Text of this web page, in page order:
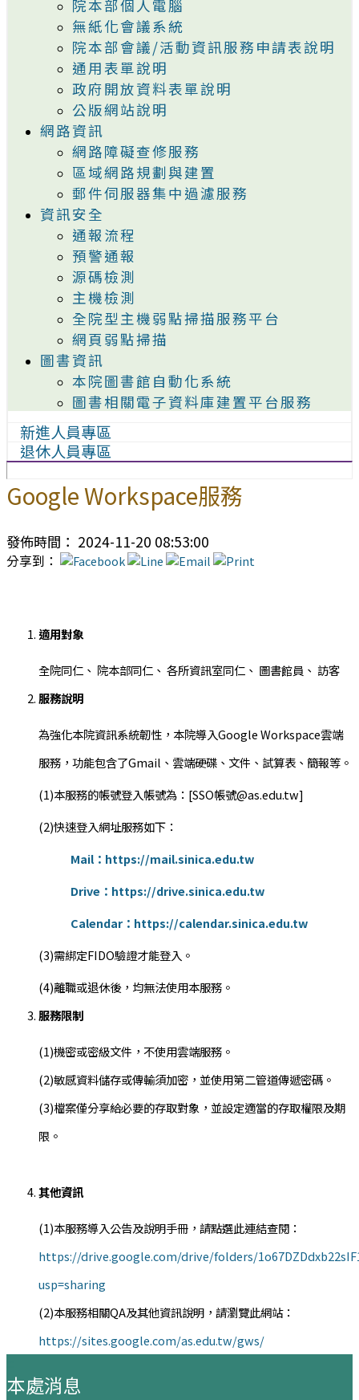
院本部個人電腦
無紙化會議系統
院本部會議/活動資訊服務申請表說明
通用表單說明
政府開放資料表單說明
公版網站說明
網路資訊
網路障礙查修服務
區域網路規劃與建置
郵件伺服器集中過濾服務
資訊安全
通報流程
預警通報
源碼檢測
主機檢測
全院型主機弱點掃描服務平台
網頁弱點掃描
圖書資訊
本院圖書館自動化系統
圖書相關電子資料庫建置平台服務
新進人員專區
退休人員專區
Google Workspace服務
發佈時間： 2024-11-20 08:53:00
分享到：
適用對象
全院同仁、 院本部同仁、 各所資訊室同仁、 圖書館員、 訪客
服務說明
為強化本院資訊系統韌性，本院導入Google Workspace雲端
服務，功能包含了Gmail、雲端硬碟、文件、試算表、簡報等。
(1)本服務的帳號登入帳號為：[SSO帳號@as.edu.tw]
(2)快速登入網址服務如下：
Mail：https://mail.sinica.edu.tw
Drive：https://drive.sinica.edu.tw
Calendar：https://calendar.sinica.edu.tw
(3)需綁定FIDO驗證才能登入。
(4)離職或退休後，均無法使用本服務。
服務限制
(1)機密或密級文件，不使用雲端服務。
(2)敏感資料儲存或傳輸須加密，並使用第二管道傳遞密碼。
(3)檔案僅分享給必要的存取對象，並設定適當的存取權限及期
限。
其他資訊
(1)本服務導入公告及說明手冊，請點選此連結查閱：
https://drive.google.com/drive/folders/
usp=sharing
(2)本服務相關QA及其他資訊說明，請瀏覽此網站：
https://sites.google.com/as.edu.tw/gws/
本處消息